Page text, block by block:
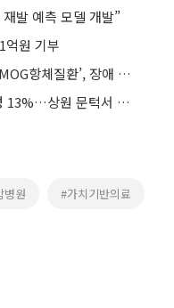
발 예측 모델 개발”
억원 기부
삼성서울병원 연구진 “50세 이후 ‘MOG항체질환’, 장애 위험 3배”
美 클래리티 법안 연내 통과 가능성 13%…상원 문턱서 제동
병원 #가치기반의료